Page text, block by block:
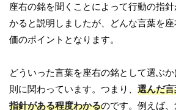
座右の銘を聞くことによって行動の指
かると説明しましたが、どんな言葉を
価のポイントとなります。
どういった言葉を座右の銘として選ぶ
則に関わっています。つまり、 選んだ
指針がある程度わかるのです。例えば